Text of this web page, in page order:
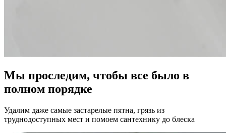
Мы проследим, чтобы все было в
полном порядке
Удалим даже самые застарелые пятна, грязь из
труднодоступных мест и помоем сантехнику до блеска